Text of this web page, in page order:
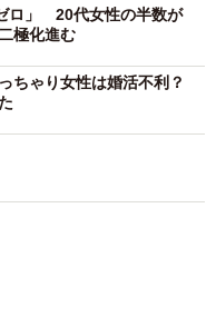
容姿は同等の条件
交際経験ゼロで、女友
富で、女友達も多い男
すかと聞いたところ、
ロ」 20代女性の半数が
極化進む
ちゃり女性は婚活不利？